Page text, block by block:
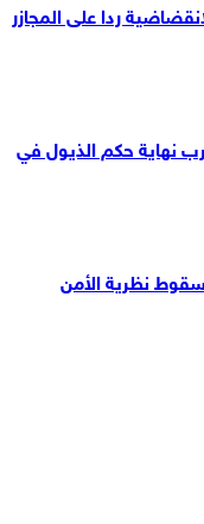
ردا على المجازر
نهاية حكم الذيول في
نظرية الأمن